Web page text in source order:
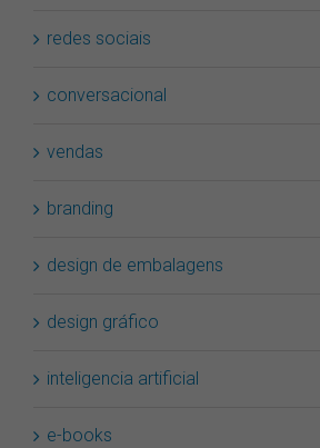
redes sociais
conversacional
vendas
branding
design de embalagens
design gráfico
inteligencia artificial
e-books